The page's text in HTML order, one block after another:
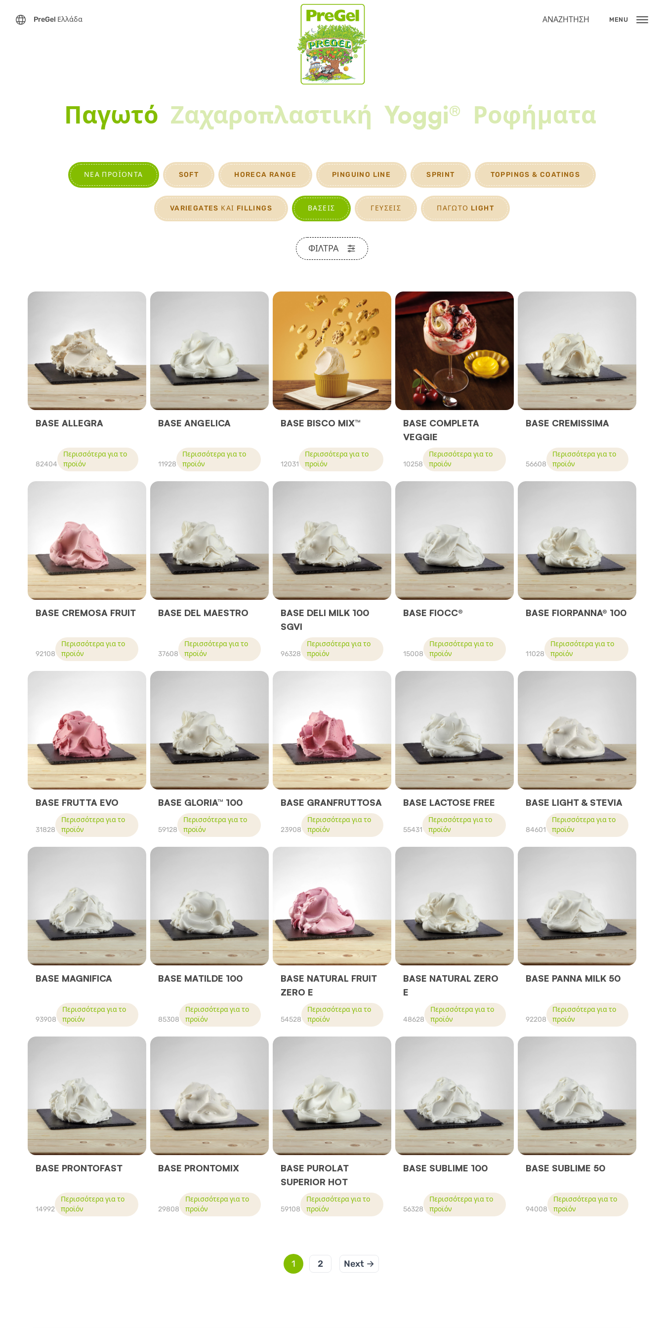
PreGel Ελλάδα ΑΝΑΖΉΤΗΣΗ MENU
Παγωτό Ζαχαροπλαστική Yoggi® Ροφήματα
ΝΈΑ ΠΡΟΪΌΝΤΑ SOFT HORECA RANGE PINGUINO LINE SPRINT TOPPINGS & COATINGS
VARIEGATES ΚΑΙ FILLINGS ΒΆΣΕΙΣ ΓΕΎΣΕΙΣ ΠΑΓΩΤΌ LIGHT
ΦΊΛΤΡΑ
BASE ALLEGRA
82404
Περισσότερα για το
προϊόν
BASE ANGELICA
11928
Περισσότερα για το
προϊόν
BASE BISCO MIX™
12031
Περισσότερα για το
προϊόν
BASE COMPLETA
VEGGIE
10258
Περισσότερα για το
προϊόν
BASE CREMISSIMA
56608
Περισσότερα για το
προϊόν
BASE CREMOSA FRUIT
92108
Περισσότερα για το
προϊόν
BASE DEL MAESTRO
37608
Περισσότερα για το
προϊόν
BASE DELI MILK 100
SGVI
96328
Περισσότερα για το
προϊόν
BASE FIOCC®
15008
Περισσότερα για το
προϊόν
BASE FIORPANNA® 100
11028
Περισσότερα για το
προϊόν
BASE FRUTTA EVO
31828
Περισσότερα για το
προϊόν
BASE GLORIA™ 100
59128
Περισσότερα για το
προϊόν
BASE GRANFRUTTOSA
23908
Περισσότερα για το
προϊόν
BASE LACTOSE FREE
55431
Περισσότερα για το
προϊόν
BASE LIGHT & STEVIA
84601
Περισσότερα για το
προϊόν
BASE MAGNIFICA
93908
Περισσότερα για το
προϊόν
BASE MATILDE 100
85308
Περισσότερα για το
προϊόν
BASE NATURAL FRUIT
ZERO E
54528
Περισσότερα για το
προϊόν
BASE NATURAL ZERO
E
48628
Περισσότερα για το
προϊόν
BASE PANNA MILK 50
92208
Περισσότερα για το
προϊόν
BASE PRONTOFAST
14992
Περισσότερα για το
προϊόν
BASE PRONTOMIX
29808
Περισσότερα για το
προϊόν
BASE PUROLAT
SUPERIOR HOT
59108
Περισσότερα για το
προϊόν
BASE SUBLIME 100
56328
Περισσότερα για το
προϊόν
BASE SUBLIME 50
94008
Περισσότερα για το
προϊόν
1 2 Next →